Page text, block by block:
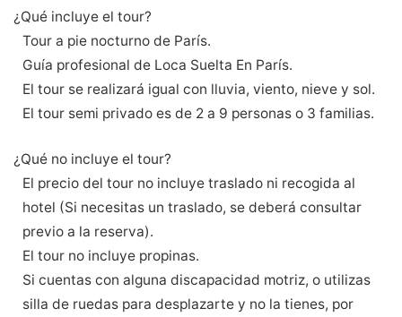
¿Qué incluye el tour?
Tour a pie nocturno de París.
Guía profesional de Loca Suelta En París.
El tour se realizará igual con lluvia, viento, nieve y sol.
El tour semi privado es de 2 a 9 personas o 3 familias.
¿Qué no incluye el tour?
El precio del tour no incluye traslado ni recogida al
hotel (Si necesitas un traslado, se deberá consultar
previo a la reserva).
El tour no incluye propinas.
Si cuentas con alguna discapacidad motriz, o utilizas
silla de ruedas para desplazarte y no la tienes, por